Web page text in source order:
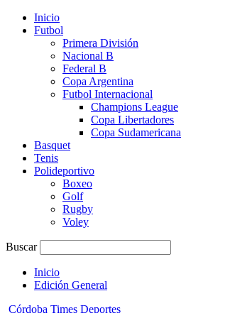
Inicio
Futbol
Primera División
Nacional B
Federal B
Copa Argentina
Futbol Internacional
Champions League
Copa Libertadores
Copa Sudamericana
Basquet
Tenis
Polideportivo
Boxeo
Golf
Rugby
Voley
Buscar
Inicio
Edición General
Córdoba Times Deportes